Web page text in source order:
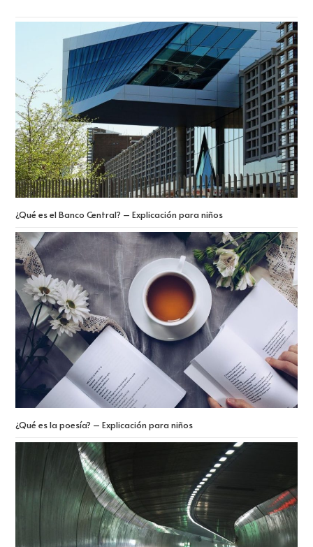
¿Qué es el Banco Central? – Explicación para niños
¿Qué es la poesía? – Explicación para niños